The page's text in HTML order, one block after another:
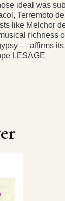
ideal was
Terremoto
like Melchor
richness
— affirms its
LESAGE